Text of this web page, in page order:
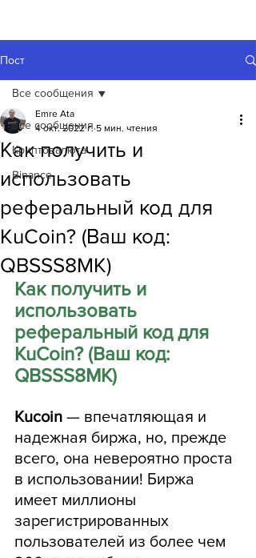
Пост
Все сообщения
Криптовалюта
Binance
Все сообщения
Как получить и
использовать
реферальный код для
KuCoin? (Ваш код:
QBSSS8MK)
Emre Ata
4 окт. 2022 г. 5 мин. чтения
Как получить и
использовать
реферальный код для
KuCoin? (Ваш код:
QBSSS8MK)
Kucoin — впечатляющая и
надежная биржа, но, прежде
всего, она невероятно проста
в использовании! Биржа
имеет миллионы
зарегистрированных
пользователей из более чем